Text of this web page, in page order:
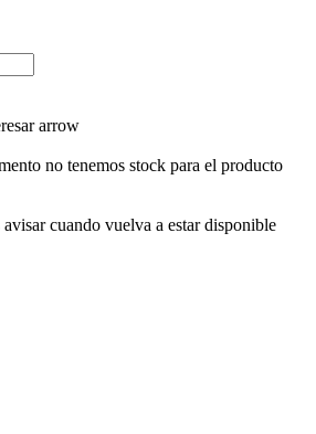
no tenemos stock para el producto
avisar cuando vuelva a estar disponible